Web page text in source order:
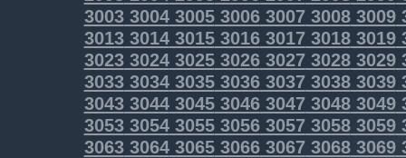
3003300430053006300730083009
3013301430153016301730183019
3023302430253026302730283029
3033303430353036303730383039
3043304430453046304730483049
3053305430553056305730583059
3063306430653066306730683069